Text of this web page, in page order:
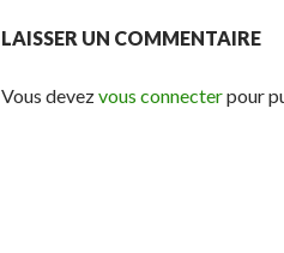
LAISSER UN COMMENTAIRE
Vous devezvous connecterpour